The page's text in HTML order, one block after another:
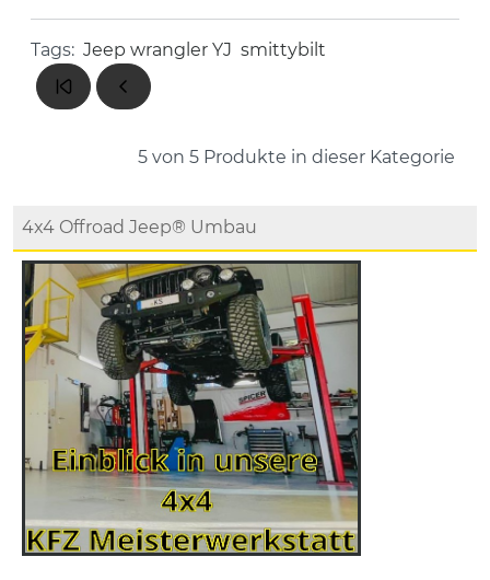
Tags: Jeep wrangler YJ smittybilt
5 von 5 Produkte in dieser Kategorie
4x4 Offroad Jeep® Umbau